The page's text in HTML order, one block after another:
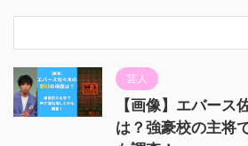
芸人
【画像】エバース
は？強豪校の主将